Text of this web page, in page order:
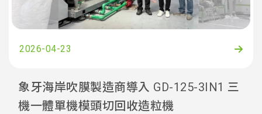
2026-04-23
象牙海岸吹膜製造商導入 GD-125-3IN1 三
機一體單機模頭切回收造粒機